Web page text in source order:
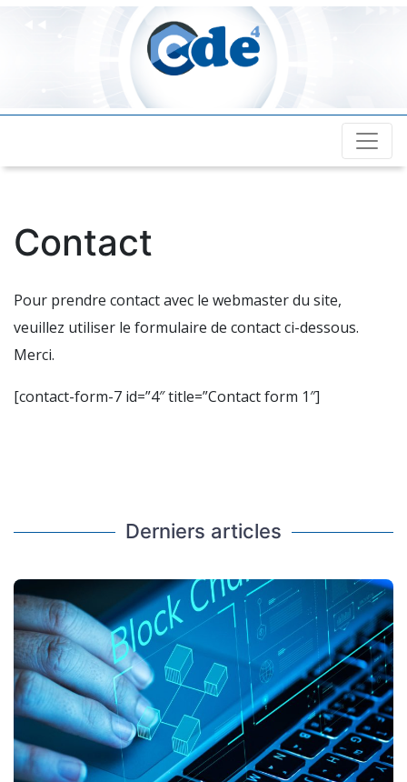
Cde4.com
Contact
Pour prendre contact avec le webmaster du site,
veuillez utiliser le formulaire de contact ci-dessous.
Merci.
[contact-form-7 id=”4″ title=”Contact form 1″]
Derniers articles